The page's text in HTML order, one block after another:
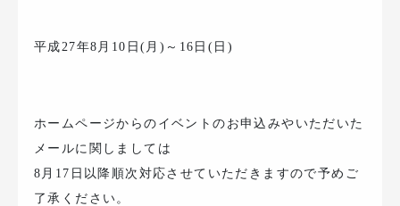
平成27年8月10日(月)～16日(日)
ホームページからのイベントのお申込みやいただいた
メールに関しましては
8月17日以降順次対応させていただきますので予めご
了承ください。